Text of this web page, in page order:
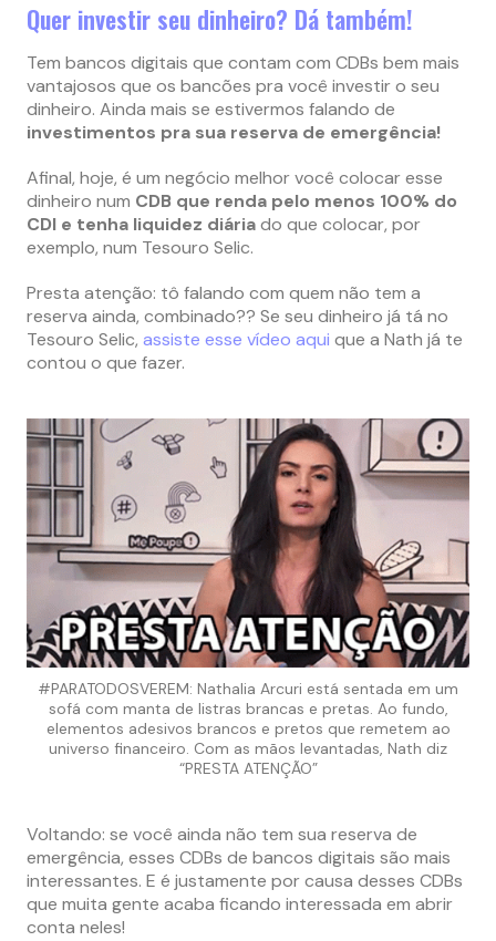
Quer investir seu dinheiro? Dá também!
Tem bancos digitais que contam com CDBs bem mais
vantajosos que os bancões pra você investir o seu
dinheiro. Ainda mais se estivermos falando de
investimentos pra sua reserva de emergência!
Afinal, hoje, é um negócio melhor você colocar esse
dinheiro num CDB que renda pelo menos 100% do
CDI e tenha liquidez diáriado que colocar, por
exemplo, num Tesouro Selic.
Presta atenção: tô falando com quem não tem a
reserva ainda, combinado?? Se seu dinheiro já tá no
Tesouro Selic, assiste esse vídeo aqui que a Nath já te
contou o que fazer.
#PARATODOSVEREM: Nathalia Arcuri está sentada em um
sofá com manta de listras brancas e pretas. Ao fundo,
elementos adesivos brancos e pretos que remetem ao
universo financeiro. Com as mãos levantadas, Nath diz
“PRESTA ATENÇÃO”
Voltando: se você ainda não tem sua reserva de
emergência, esses CDBs de bancos digitais são mais
interessantes. E é justamente por causa desses CDBs
que muita gente acaba ficando interessada em abrir
conta neles!